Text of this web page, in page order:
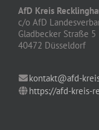
AfD Kreis
c/o AfD
Gladbecker Straße 5
40472 Düsseldorf
kontakt@afd-
https://afd-kreis-